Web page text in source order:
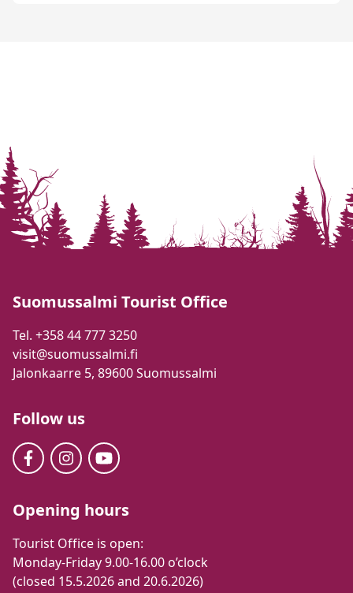
Suomussalmi Tourist Office
Tel. +358 44 777 3250
visit@suomussalmi.fi
Jalonkaarre 5, 89600 Suomussalmi
Follow us
Opening hours
Tourist Office is open:
Monday-Friday 9.00-16.00 o’clock
(closed 15.5.2026 and 20.6.2026)